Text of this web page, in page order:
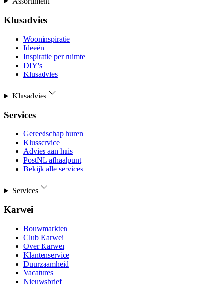
Klusadvies
Wooninspiratie
Ideeën
Inspiratie per ruimte
DIY's
Klusadvies
Klusadvies
Services
Gereedschap huren
Klusservice
Advies aan huis
PostNL afhaalpunt
Bekijk alle services
Services
Karwei
Bouwmarkten
Club Karwei
Over Karwei
Klantenservice
Duurzaamheid
Vacatures
Nieuwsbrief